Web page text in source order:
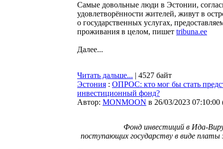
Самые довольные люди в Эстонии,
удовлетворённости жителей, живут в
о государственных услугах,
проживания в целом, пишет tribuna.ee
Далее...
Читать дальше... | 4527 байт
Эстония : ОПРОС: кто мог бы стать
инвестиционный фонд?
Автор: MONMOON в 26/03/2023 07:10:00
Фонд инвестиций в Ида-
поступающих государству в виде